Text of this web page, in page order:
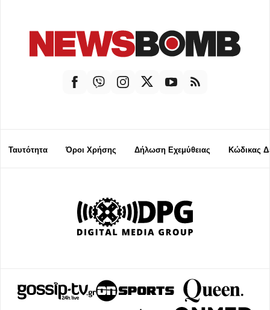
Ταυτότητα Όροι Χρήσης Δήλωση Εχεμύθειας Κώδικας